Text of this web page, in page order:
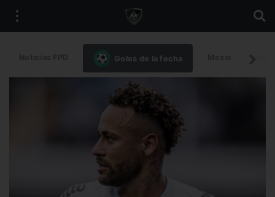
Goles de la fecha